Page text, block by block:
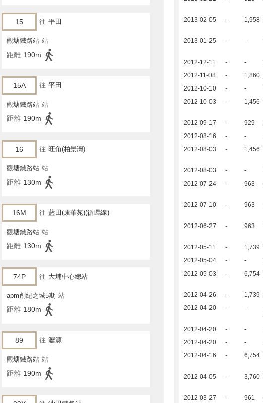
2013-02-05
- 1,958
2013-01-25
- -
2012-12-11
- -
2012-11-08
- 1,860
2012-10-10
- -
2012-10-03
- 1,456
2012-09-17
- 929
2012-08-16
- -
2012-08-03
- 1,456
2012-08-03
- -
2012-07-24
- 963
2012-07-10
- 963
2012-06-27
- 963
2012-05-11
- 1,739
2012-05-04
- -
2012-05-03
- 6,754
2012-04-26
- 1,739
2012-04-20
- -
2012-04-20 - -
2012-04-20
- -
2012-04-16
- 6,754
2012-04-05
- 3,760
2012-03-27
- 961
15 往 平田
觀塘鐵路站 站
距離 190m
15A 往 平田
觀塘鐵路站 站
距離 190m
16 往 旺角(柏景灣)
觀塘鐵路站 站
距離 130m
16M 往 藍田(康華苑)(循環線)
觀塘鐵路站 站
距離 130m
74P 往 大埔中心總站
apm創紀之城5期 站
距離 180m
89 往 瀝源
觀塘鐵路站 站
距離 190m